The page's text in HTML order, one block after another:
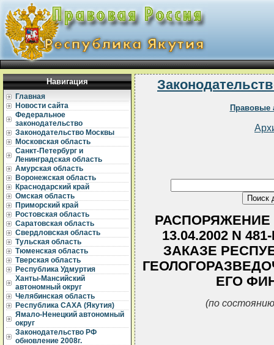
Навигация
Главная
Новости сайта
Федеральное
законодательство
Законодательство Москвы
Московская область
Санкт-Петербург и
Ленинградская область
Амурская область
Воронежская область
Краснодарский край
Омская область
Приморский край
Ростовская область
Саратовская область
Свердловская область
Тульская область
Тюменская область
Тверская область
Республика Удмуртия
Ханты-Мансийский
автономный округ
Челябинская область
Республика САХА (Якутия)
Ямало-Ненецкий автономный
округ
Законодательство РФ
обновление 2008г.
Правовые
РАСПОРЯЖЕНИЕ
13.04.2002 N
ЗАКАЗЕ
ЕГО
(по